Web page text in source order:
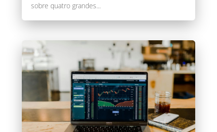
sobre quatro grandes...